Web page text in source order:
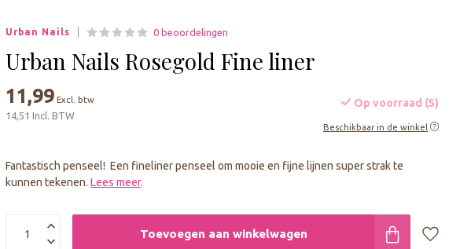
Urban Nails 0 beoordelingen
Urban Nails Rosegold Fine liner
11,99 Excl. btw
14,51 Incl. BTW
Op voorraad (5)
Beschikbaar in de winkel
Fantastisch penseel! Een fineliner penseel om mooie en fijne lijnen super strak te
kunnen tekenen.Lees meer.
Toevoegen aan winkelwagen